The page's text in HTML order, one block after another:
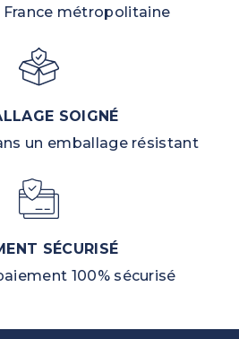
France métropolitaine
SOIGNÉ
un emballage résistant
SÉCURISÉ
100% sécurisé